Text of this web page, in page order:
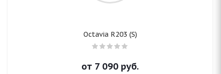
Octavia R203 (S)
от 7 090 руб.